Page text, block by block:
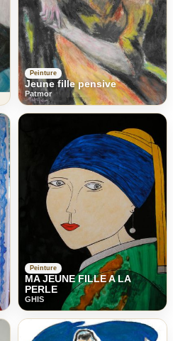
Peinture
Jeune fille pensive
Patmor
Peinture
MA JEUNE FILLE A LA
PERLE
GHIS